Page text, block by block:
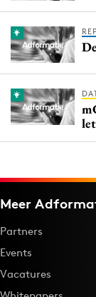
Meer
Partners
Events
Vacatures